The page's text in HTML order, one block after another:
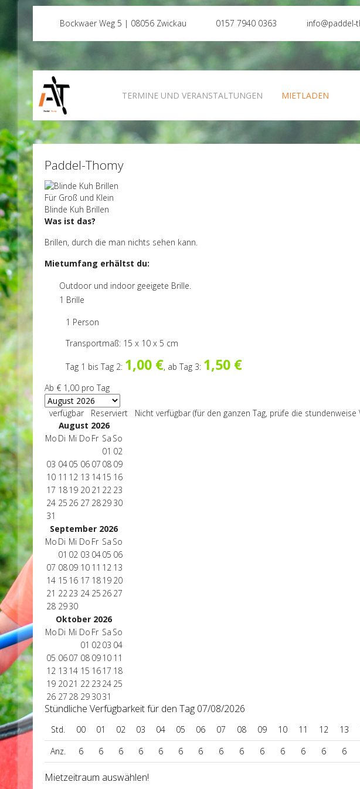
Bockwaer Weg 5 | 08056 Zwickau 0157 7940 0363 info@paddel-
TERMINE UND VERANSTALTUNGEN MIETLADEN
Paddel-Thomy
Für Groß und Klein
Blinde Kuh Brillen
Was ist das?
Brillen, durch die man nichts sehen kann.
Mietumfang erhältst du:
Outdoor und indoor geeigete Brille.
1 Brille
1 Person
Transportmaß: 15 x 10 x 5 cm
Tag 1 bis Tag 2: 1,00 €, ab Tag 3: 1,50 €
Ab € 1,00 pro Tag
verfügbar Reserviert
Nicht verfügbar (für den ganzen Tag, prüfe die stundenweise
August 2026
Mo Di Mi Do Fr Sa So
01 02
03 0405 06 07 08 09
10 11 12 13 1415 16
17 1819 20 21 22 23
24 25 26 27 2829 30
31
September 2026
Mo Di Mi Do Fr Sa So
01 02 03 0405 06
07 0809 10 11 12 13
14 15 16 17 1819 20
21 2223 24 25 26 27
28 2930
Oktober 2026
Mo Di Mi Do Fr Sa So
01 0203 04
05 0607 08 0910 11
12 13 14 15 1617 18
19 2021 22 23 24 25
26 27 28 29 3031
Stündliche Verfügbarkeit für den Tag 07/08/2026
Std. 00 01 02 03 04 05 06 07 08 09 10 11 12 13
Anz.
6 6 6 6 6 6 6 6 6 6 6 6 6 6
Mietzeitraum auswählen!